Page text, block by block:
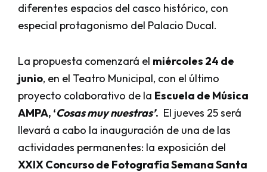
diferentes espacios del casco histórico, con
especial protagonismo del Palacio Ducal.
La propuesta comenzará el miércoles 24 de
junio, en el Teatro Municipal, con el último
proyecto colaborativo de la Escuela de Música
AMPA, ‘Cosas muy nuestras’. El jueves 25 será
llevará a cabo la inauguración de una de las
actividades permanentes: la exposición del
XXIX Concurso de Fotografía Semana Santa